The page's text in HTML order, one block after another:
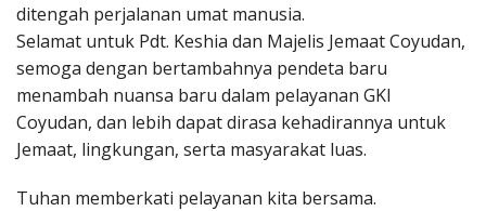
ditengah perjalanan umat manusia.
Selamat untuk Pdt. Keshia dan Majelis Jemaat Coyudan,
semoga dengan bertambahnya pendeta baru
menambah nuansa baru dalam pelayanan GKI
Coyudan, dan lebih dapat dirasa kehadirannya untuk
Jemaat, lingkungan, serta masyarakat luas.
Tuhan memberkati pelayanan kita bersama.